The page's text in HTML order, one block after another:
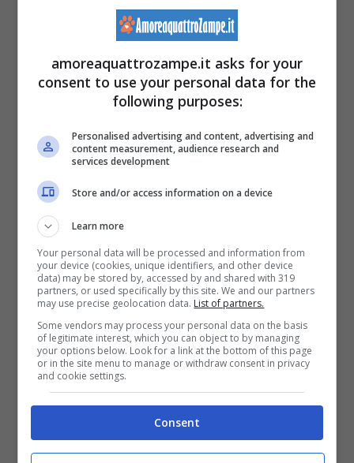
nella bocca o nel naso. Occorre sempre
all’aperto perché questo tipo di pericoli è
molto frequente. Il gatto mangia l’erba e lo
sappiamo, ma potrebbe non accorgersi di
spighe che si incastrano nelle vie
respiratoriee provocare danni.
Gatto bianco e nero (Pexels-Amoreaquattrozampe.it)
amoreaquattrozampe.it asks for your
consent to use your personal data for the
following purposes:
Personalised advertising and content, advertising and
content measurement, audience research and
services development
Store and/or access information on a device
Learn more
Your personal data will be processed and information from
your device (cookies, unique identifiers, and other device
data) may be stored by, accessed by and shared with 319
partners, or used specifically by this site. We and our partners
may use precise geolocation data. List of partners.
Some vendors may process your personal data on the basis
of legitimate interest, which you can object to by managing
your options below. Look for a link at the bottom of this page
or in the site menu to manage or withdraw consent in privacy
and cookie settings.
Consent